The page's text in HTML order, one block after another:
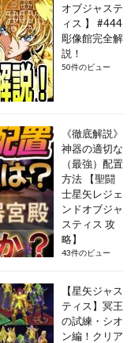
オブジャステ
ィス 】 #444
彫像館完全解
説！
50件のビュー
《徹底解説》
神器の適切な
（最強）配置
方法 【聖闘
士星矢レジェ
ンドオブジャ
スティス 攻
略】
43件のビュー
【星矢ジャス
ティス】冥王
の試練・シオ
ン編！クリア